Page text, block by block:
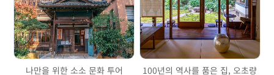
나만을 위한 소소 문화 투어 100년의 역사를 품은 집, 오초량